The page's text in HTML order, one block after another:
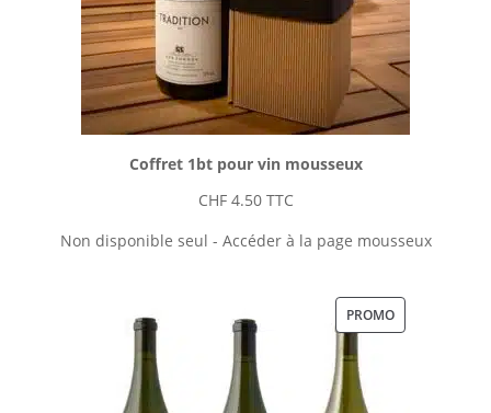
Coffret 1bt pour vin mousseux
CHF4.50 TTC
Non disponible seul - Accéder à la page mousseux
PROMOPRODUIT